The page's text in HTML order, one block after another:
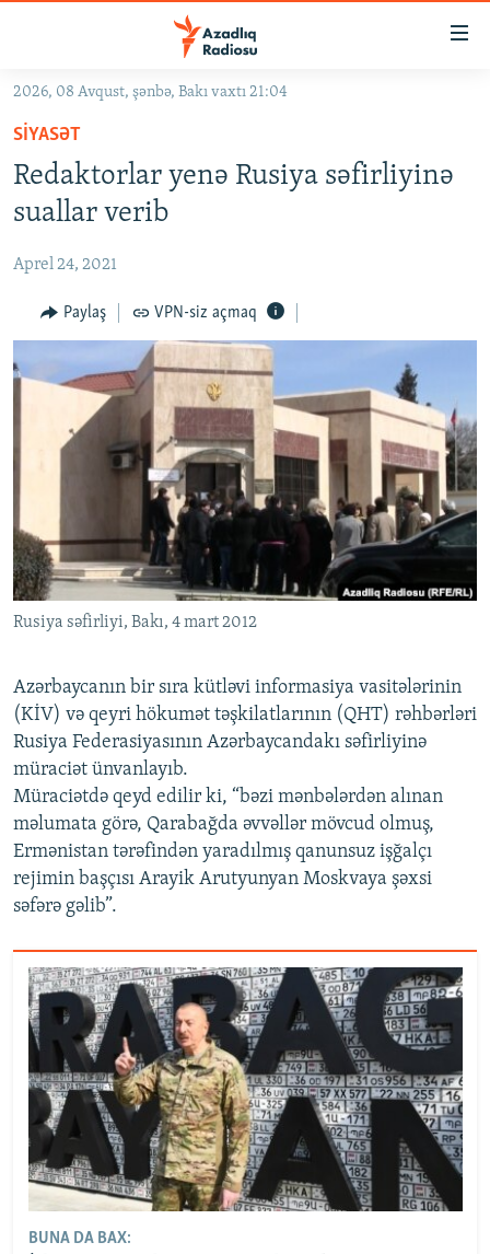
Əsas
qayıt
Əsas
naviqasiyaya
qayıt
Axtarışa
keç
GÜNDƏM
#İZAHLA
KORRUPSIOMETR
FƏRQƏ BAX
QANUNI DOĞRU
MULTIMEDIA
VIDEO
FOTOQALEREYA
KARIKATURA
RADIO ARXIV
AZƏRBAYCAN ƏDƏBIYYATI KITABXANASI
İSLAM VƏ DEMOKRATIYA
İZ - MƏDƏNIYYƏT PROQRAMI
HAQQIMIZDA
PEŞƏ ETIKASI VƏ JURNALISTIKA STANDARTLARIMIZ
MATERIALLARIMIZDAN ISTIFADƏ
AZADLIQRADIOSU MOBIL TELEFONUNUZDA
XƏBƏR BÜLLETENLƏRIMIZ
BIZI IZLƏ
RFE/RL-in bütün saytları
2026, 08 Avqust, şənbə, Bakı vaxtı 21:04
SIYASƏT
Redaktorlar yenə Rusiya səfirliyinə
suallar verib
Aprel 24, 2021
Paylaş VPN-siz açmaq
Rusiya səfirliyi, Bakı, 4 mart 2012
Azərbaycanın bir sıra kütləvi informasiya vasitələrinin
(KİV) və qeyri hökumət təşkilatlarının (QHT) rəhbərləri
Rusiya Federasiyasının Azərbaycandakı səfirliyinə
müraciət ünvanlayıb.
Müraciətdə qeyd edilir ki, “bəzi mənbələrdən alınan
məlumata görə, Qarabağda əvvəllər mövcud olmuş,
Ermənistan tərəfindən yaradılmış qanunsuz işğalçı
rejimin başçısı Arayik Arutyunyan Moskvaya şəxsi
səfərə gəlib”.
BUNA DA BAX: